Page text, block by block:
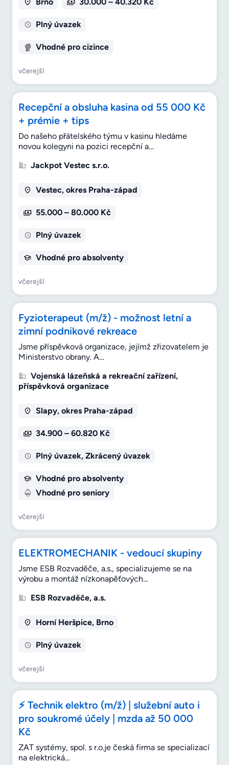
Brno 30.000 – 40.320 Kč
Plný úvazek
Vhodné pro cizince
včerejší
Recepční a obsluha kasina od 55 000 Kč
+ prémie + tips
Do našeho přátelského týmu v kasinu hledáme
novou kolegyni na pozici recepční a…
Jackpot Vestec s.r.o.
Vestec, okres Praha-západ
55.000 – 80.000 Kč
Plný úvazek
Vhodné pro absolventy
včerejší
Fyzioterapeut (m/ž) - možnost letní a
zimní podnikové rekreace
Jsme příspěvková organizace, jejímž zřizovatelem je
Ministerstvo obrany. A…
Vojenská lázeňská a rekreační zařízení,
příspěvková organizace
Slapy, okres Praha-západ
34.900 – 60.820 Kč
Plný úvazek, Zkrácený úvazek
Vhodné pro absolventy
Vhodné pro seniory
včerejší
ELEKTROMECHANIK - vedoucí skupiny
Jsme ESB Rozvaděče, a.s., specializujeme se na
výrobu a montáž nízkonapěťových…
ESB Rozvaděče, a.s.
Horní Heršpice, Brno
Plný úvazek
včerejší
⚡ Technik elektro (m/ž) | služební auto i
pro soukromé účely | mzda až 50 000
Kč
ZAT systémy, spol. s r.o.je česká firma se specializací
na elektrická…